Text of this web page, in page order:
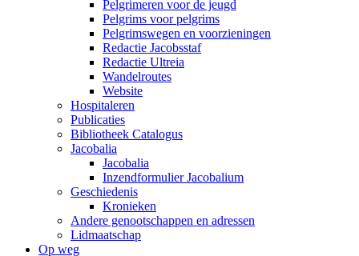
Pelgrimeren voor de jeugd
Pelgrims voor pelgrims
Pelgrimswegen en voorzieningen
Redactie Jacobsstaf
Redactie Ultreia
Wandelroutes
Website
Hospitaleren
Publicaties
Bibliotheek Catalogus
Jacobalia
Jacobalia
Inzendformulier Jacobalium
Geschiedenis
Kronieken
Andere genootschappen en adressen
Lidmaatschap
Op weg